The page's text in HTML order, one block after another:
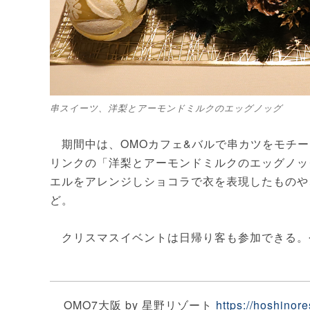
串スイーツ、洋梨とアーモンドミルクのエッグノッグ
期間中は、OMOカフェ&バルで串カツをモチ
リンクの「洋梨とアーモンドミルクのエッグノ
エルをアレンジしショコラで衣を表現したもの
ど。
クリスマスイベントは日帰り客も参加できる
OMO7大阪 by 星野リゾート https://